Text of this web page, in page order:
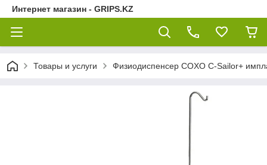
Интернет магазин - GRIPS.KZ
Товары и услуги Физиодиспенсер COXO C-Sailor+